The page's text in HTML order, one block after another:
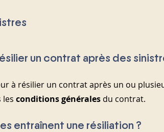
un contrat après des
à résilier un contrat après un ou
les conditions générales du contrat.
entraînent une résiliation ?